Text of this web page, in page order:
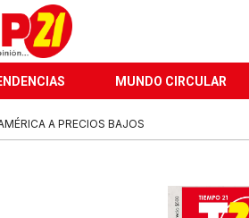
MUNDO CIRCULAR
A PRECIOS BAJOS